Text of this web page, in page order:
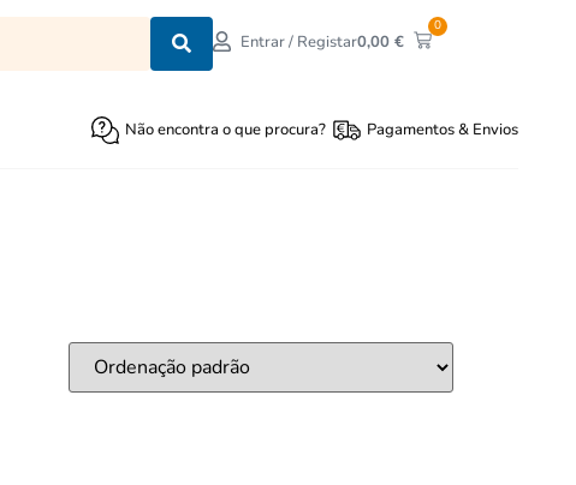
Entrar / Registar0,00€
0
Não encontra o que procura? Pagamentos & Envios